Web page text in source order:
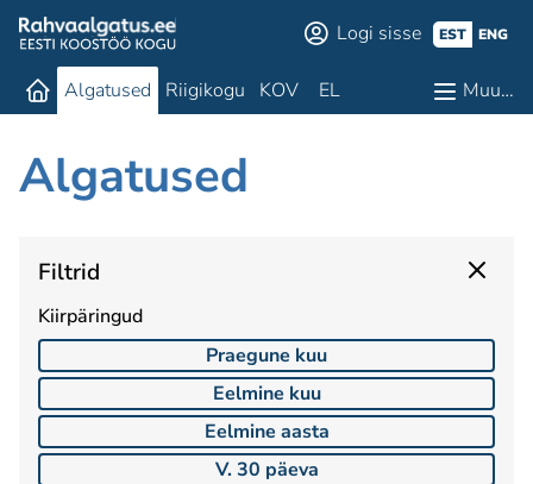
Logi sisse EST ENG
Algatused Riigikogu KOV EL Muu…
Algatused
Filtrid
Kiirpäringud
Praegune kuu
Eelmine kuu
Eelmine aasta
V. 30 päeva